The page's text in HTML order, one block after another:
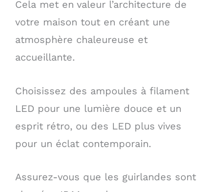
Cela met en valeur l’architecture de
votre maison tout en créant une
atmosphère chaleureuse et
accueillante.
Choisissez des ampoules à filament
LED pour une lumière douce et un
esprit rétro, ou des LED plus vives
pour un éclat contemporain.
Assurez-vous que les guirlandes sont